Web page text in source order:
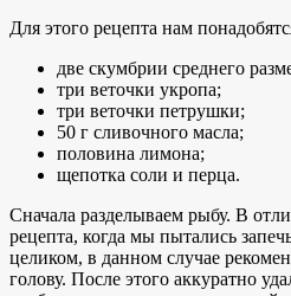
Для этого рецепта нам
две скумбрии среднего
три веточки укропа;
три веточки петрушки;
50 г сливочного масла;
половина лимона;
щепотка соли и перца.
Сначала разделываем рыбу. В
рецепта, когда мы пытались
целиком, в данном случае
голову. После этого аккуратно